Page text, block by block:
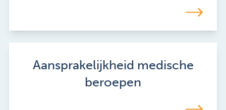
Aansprakelijkheid medische
beroepen